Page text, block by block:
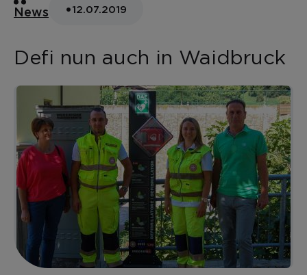
News •12.07.2019
Defi nun auch in Waidbruck